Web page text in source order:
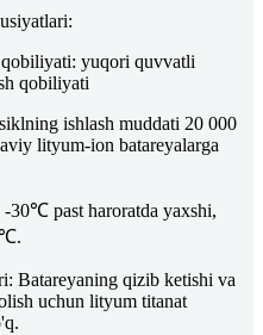
yuqori quvvatli
qobiliyati
ishlash muddati 20 000
lityum-ion batareyalarga
30℃ past haroratda yaxshi,
Batareyaning qizib ketishi va
uchun lityum titanat